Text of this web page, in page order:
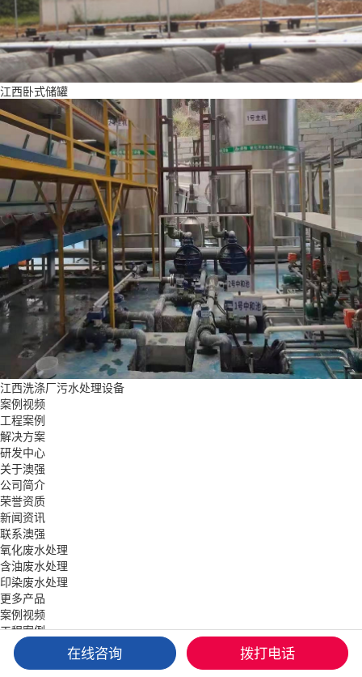
江西卧式储罐
江西洗涤厂污水处理设备
案例视频
工程案例
解决方案
研发中心
关于澳强
公司简介
荣誉资质
新闻资讯
联系澳强
氧化废水处理
含油废水处理
印染废水处理
更多产品
案例视频
工程案例
解决方案
关于澳强
在线咨询 拨打电话